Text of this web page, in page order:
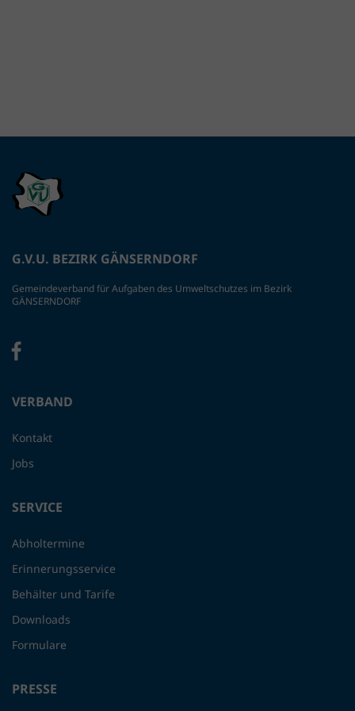
G.V.U. BEZIRK GÄNSERNDORF
Gemeindeverband für Aufgaben des Umweltschutzes im Bezirk
GÄNSERNDORF
VERBAND
Kontakt
Jobs
SERVICE
Abholtermine
Erinnerungsservice
Behälter und Tarife
Downloads
Formulare
PRESSE